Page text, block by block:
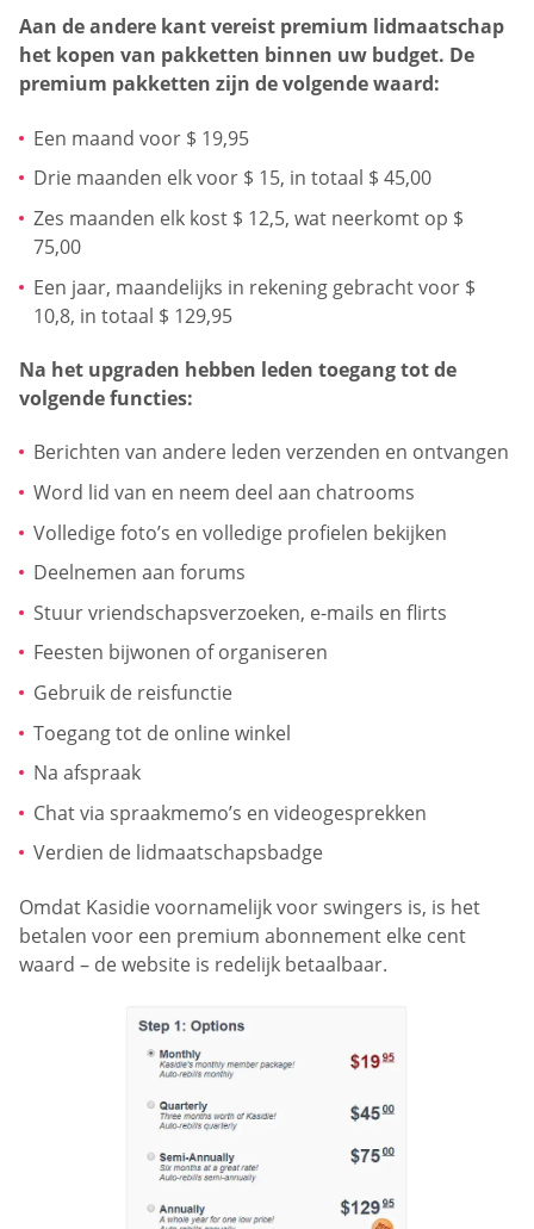
Aan de andere kant vereist premium lidmaatschap
het kopen van pakketten binnen uw budget. De
premium pakketten zijn de volgende waard:
Een maand voor $ 19,95
Drie maanden elk voor $ 15, in totaal $ 45,00
Zes maanden elk kost $ 12,5, wat neerkomt op $
75,00
Een jaar, maandelijks in rekening gebracht voor $
10,8, in totaal $ 129,95
Na het upgraden hebben leden toegang tot de
volgende functies:
Berichten van andere leden verzenden en ontvangen
Word lid van en neem deel aan chatrooms
Volledige foto’s en volledige profielen bekijken
Deelnemen aan forums
Stuur vriendschapsverzoeken, e-mails en flirts
Feesten bijwonen of organiseren
Gebruik de reisfunctie
Toegang tot de online winkel
Na afspraak
Chat via spraakmemo’s en videogesprekken
Verdien de lidmaatschapsbadge
Omdat Kasidie voornamelijk voor swingers is, is het
betalen voor een premium abonnement elke cent
waard – de website is redelijk betaalbaar.